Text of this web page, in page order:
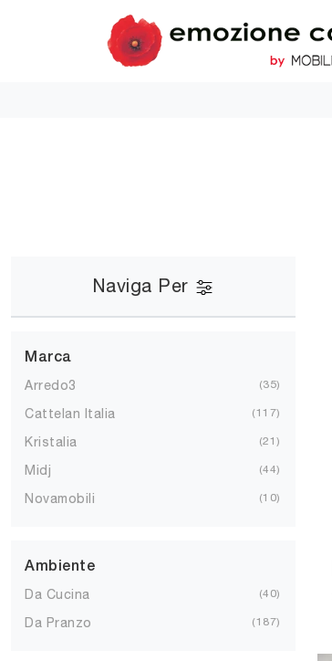
Naviga Per
Marca
Arredo3 35
Cattelan Italia 117
Kristalia 21
Midj 44
Novamobili 10
Ambiente
Da Cucina 40
Da Pranzo 187